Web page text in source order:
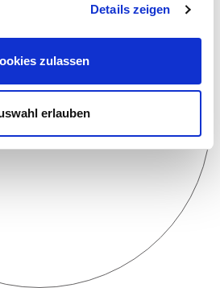
Details zeigen
zulassen
erlauben